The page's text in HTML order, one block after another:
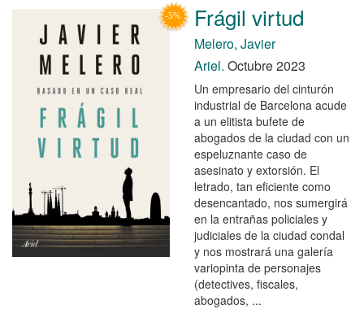
Frágil virtud
Melero, Javier
Ariel. Octubre 2023
Un empresario del cinturón
industrial de Barcelona acude
a un elitista bufete de
abogados de la ciudad con un
espeluznante caso de
asesinato y extorsión. El
letrado, tan eficiente como
desencantado, nos sumergirá
en la entrañas policiales y
judiciales de la ciudad condal
y nos mostrará una galería
variopinta de personajes
(detectives, fiscales,
abogados, ...